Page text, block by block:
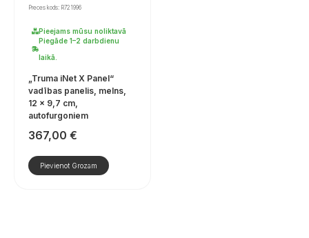
Preces kods: R721996
Pieejams mūsu noliktavā
Piegāde 1–2 darbdienu
laikā.
„Truma iNet X Panel“
vadības panelis, melns,
12 × 9,7 cm,
autofurgoniem
367,00 €
Pievienot Grozam